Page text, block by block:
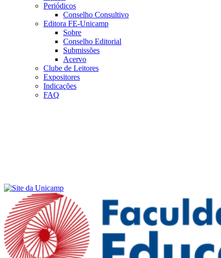
Periódicos
Conselho Consultivo
Editora FE-Unicamp
Sobre
Conselho Editorial
Submissões
Acervo
Clube de Leitores
Expositores
Indicações
FAQ